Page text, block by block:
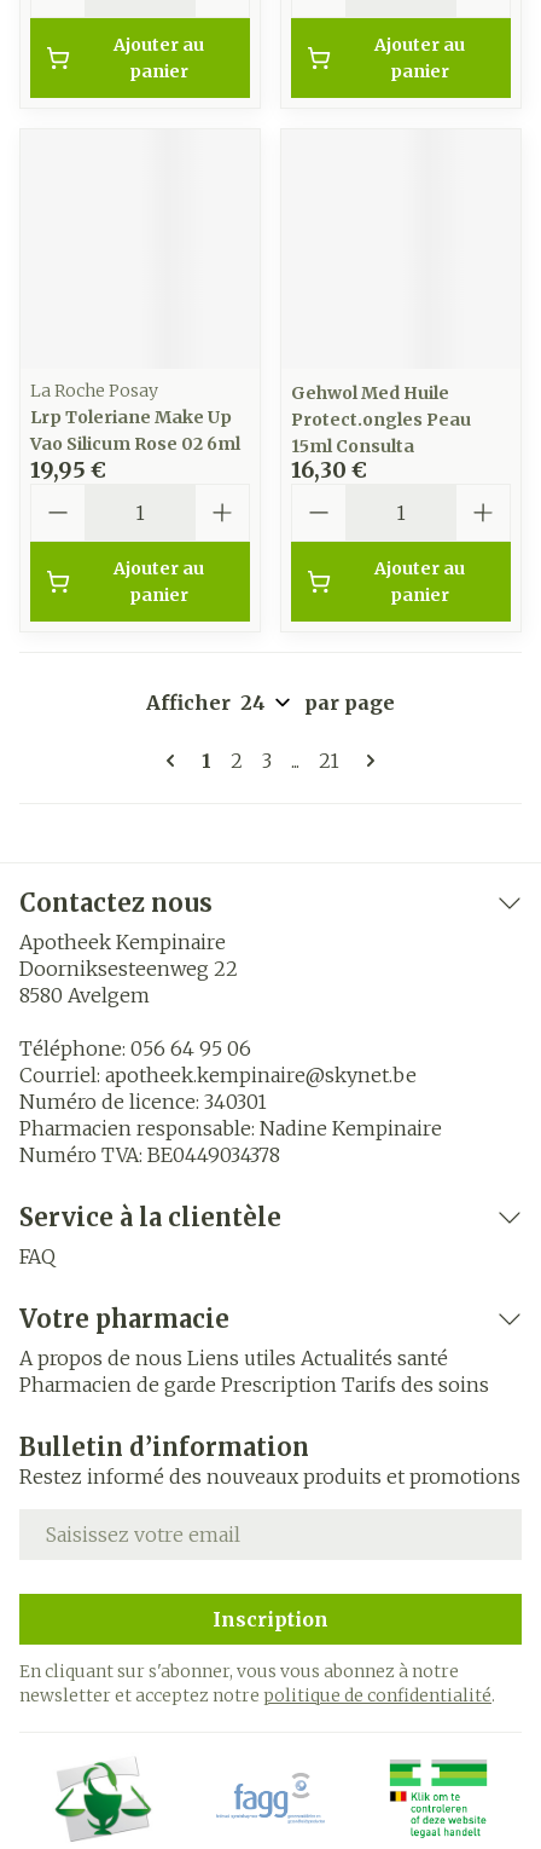
Ajouter au
panier
Ajouter au
panier
La Roche Posay
Lrp Toleriane Make Up
Vao Silicum Rose 02 6ml
19,95 €
Ajouter au
panier
Gehwol Med Huile
Protect.ongles Peau
15ml Consulta
16,30 €
Ajouter au
panier
Pages
Vous lisez actuellement la page
1 Page
2 Page
3 ... Page
21
Afficher par page
Contactez nous
Apotheek Kempinaire
Doorniksesteenweg 22
8580 Avelgem
Téléphone: 056 64 95 06
Courriel: apotheek.kempinaire@skynet.be
Numéro de licence: 340301
Pharmacien responsable: Nadine Kempinaire
Numéro TVA: BE0449034378
Service à la clientèle
FAQ
Votre pharmacie
A propos de nous Liens utiles Actualités santé
Pharmacien de garde Prescription Tarifs des soins
Bulletin d’information
Restez informé des nouveaux produits et promotions
Adresse mail
Inscription
En cliquant sur s'abonner, vous vous abonnez à notre
newsletter et acceptez notre politique de confidentialité.